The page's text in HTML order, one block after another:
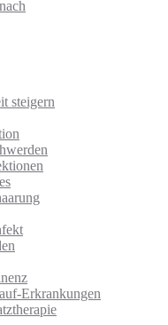
steigern
Erkrankungen